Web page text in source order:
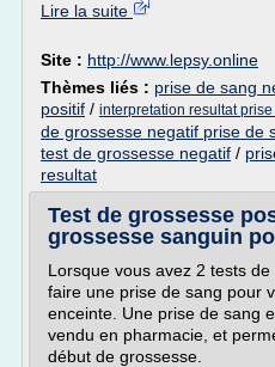
Lire la suite
Site : http://www.lepsy.online
Thèmes liés : prise de sang
positif / interpretation resultat
de grossesse negatif prise de
test de grossesse negatif /
resultat
Test de grossesse
grossesse sanguin
Lorsque vous avez 2 tests
faire une prise de sang pour
enceinte. Une prise de sang
vendu en pharmacie, et
début de grossesse.